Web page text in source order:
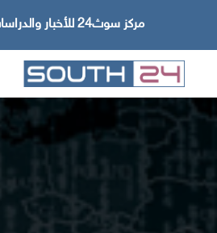
مركز سوث24 للأخبار والدراسات